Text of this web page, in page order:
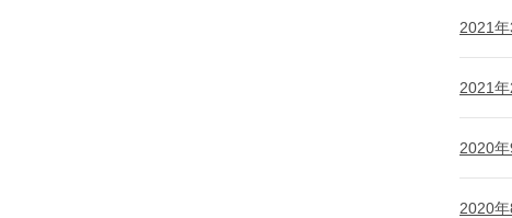
2021年
2021年
2020年
2020年